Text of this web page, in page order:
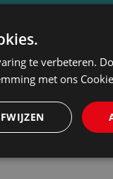
Meld u
te verbeteren.
met ons